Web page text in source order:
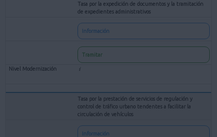
Tasa por la expedición de documentos y la tramitación
de expedientes administrativos
Información
Tramitar
Tasa por la prestación de servicios de regulación y
control de tráfico urbano tendentes a facilitar la
circulación de vehículos
Información